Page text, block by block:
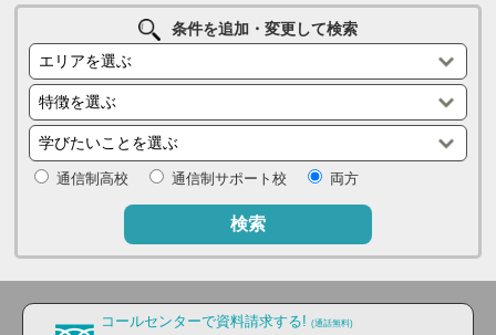
条件を追加・変更して検索
通信制高校 通信制サポート校 両方
検索
コールセンターで資料請求する! (通話無料)